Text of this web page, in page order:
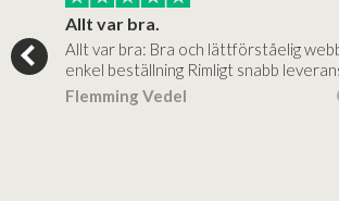
Allt var bra.
Allt var bra: Bra och lättförståelig
enkel beställning Rimligt snabb
Flemming Vedel